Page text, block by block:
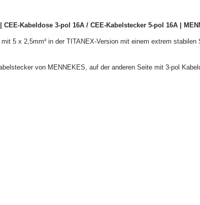
Kabeldose 3-pol 16A / CEE-Kabelstecker 5-pol 16A |
5 x 2,5mm² in der TITANEX-Version mit einem extrem stabilen
von MENNEKES, auf der anderen Seite mit 3-pol